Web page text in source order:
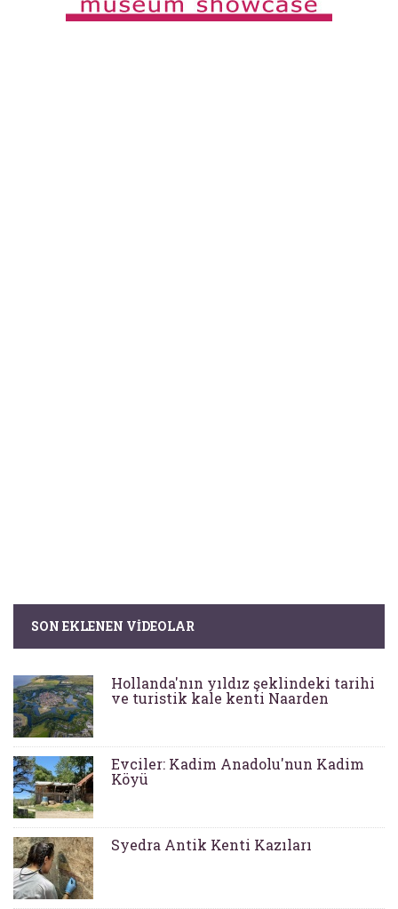
SON EKLENEN VIDEOLAR
Hollanda'nın yıldız şeklindeki tarihi
ve turistik kale kenti Naarden
Evciler: Kadim Anadolu'nun Kadim
Köyü
Syedra Antik Kenti Kazıları